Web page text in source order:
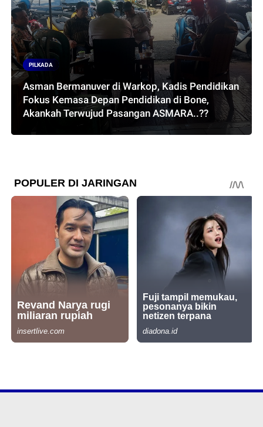
PILKADA
Asman Bermanuver di Warkop, Kadis Pendidikan
Fokus Kemasa Depan Pendidikan di Bone,
Akankah Terwujud Pasangan ASMARA..??